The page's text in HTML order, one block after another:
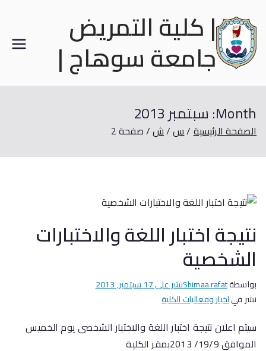
| كلية التمريض
جامعة سوهاج |
Month: سبتمبر 2013
الصفحة الرئيسية س ش صفحة 2
نتيجة اختبار اللغة والاختبارات
الشخصية
بواسطةShimaa rafatنشر على17 سبتمبر, 2013
نشر فياخبار وفعاليات الكلية
سيتم اعلان نتيجة اختبار اللغة والاختبار الشخصى يوم الخميس
الموافق 19/9/ 2013بمقر الكلية